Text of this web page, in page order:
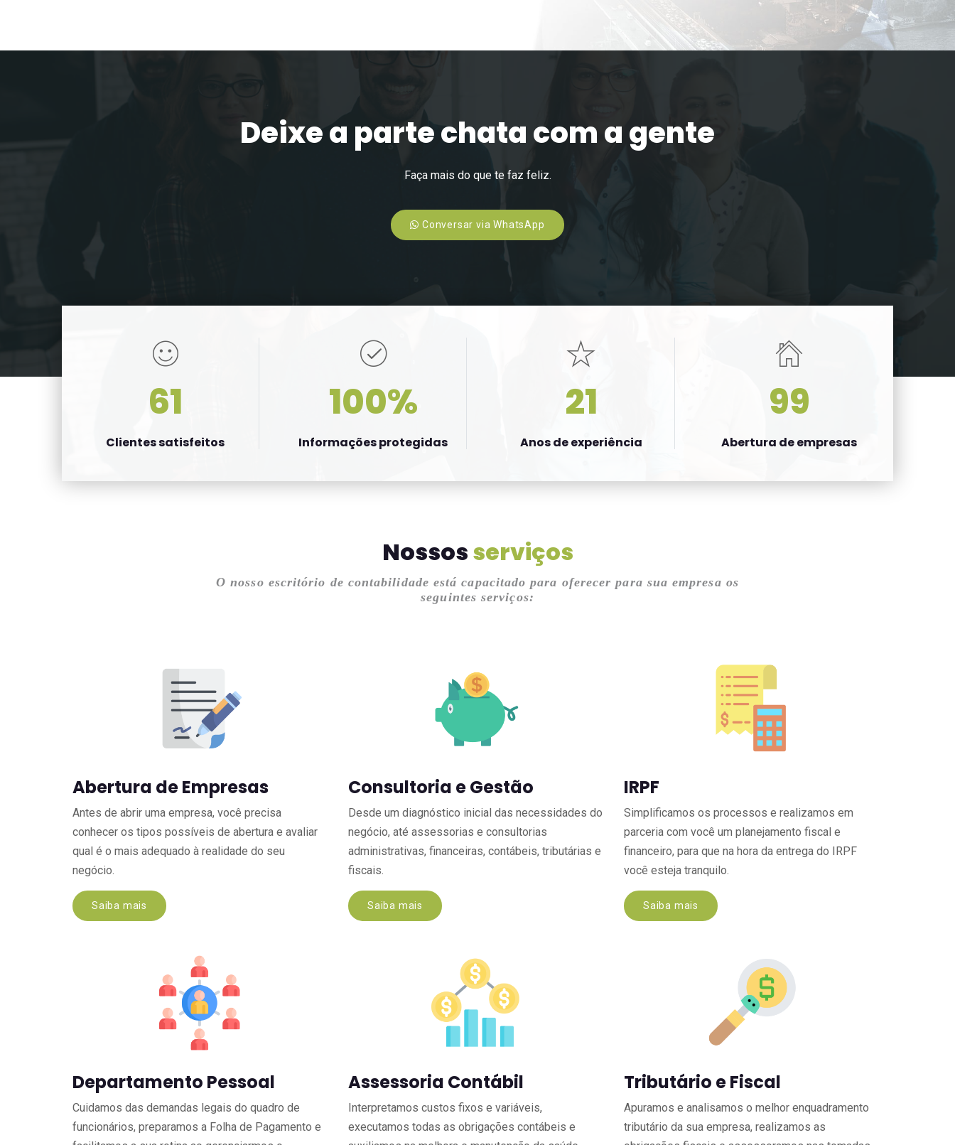
Deixe a parte chata com a gente
Faça mais do que te faz feliz.
Conversar via WhatsApp
61
Clientes satisfeitos
100%
Informações protegidas
21
Anos de experiência
99
Abertura de empresas
Nossosserviços
O nosso escritório de contabilidade está capacitado para oferecer para sua empresa os
seguintes serviços:
Abertura de Empresas
Antes de abrir uma empresa, você precisa
conhecer os tipos possíveis de abertura e avaliar
qual é o mais adequado à realidade do seu
negócio.
Saiba mais
Consultoria e Gestão
Desde um diagnóstico inicial das necessidades do
negócio, até assessorias e consultorias
administrativas, financeiras, contábeis, tributárias e
fiscais.
Saiba mais
IRPF
Simplificamos os processos e realizamos em
parceria com você um planejamento fiscal e
financeiro, para que na hora da entrega do IRPF
você esteja tranquilo.
Saiba mais
Departamento Pessoal
Cuidamos das demandas legais do quadro de
funcionários, preparamos a Folha de Pagamento e
Assessoria Contábil
Interpretamos custos fixos e variáveis,
executamos todas as obrigações contábeis e
Tributário e Fiscal
Apuramos e analisamos o melhor enquadramento
tributário da sua empresa, realizamos as